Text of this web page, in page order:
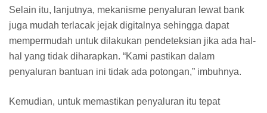
Selain itu, lanjutnya, mekanisme penyaluran lewat bank
juga mudah terlacak jejak digitalnya sehingga dapat
mempermudah untuk dilakukan pendeteksian jika ada hal-
hal yang tidak diharapkan. “Kami pastikan dalam
penyaluran bantuan ini tidak ada potongan,” imbuhnya.
Kemudian, untuk memastikan penyaluran itu tepat